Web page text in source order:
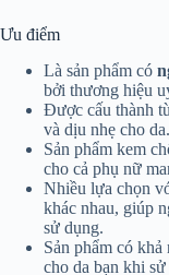
Ưu điểm
Là sản phẩm có
bởi thương hiệu
Được cấu thành
và dịu nhẹ cho da.
Sản phẩm kem
cho cả phụ nữ
Nhiều lựa chọn
khác nhau, giúp
sử dụng.
Sản phẩm có khả
cho da bạn khi